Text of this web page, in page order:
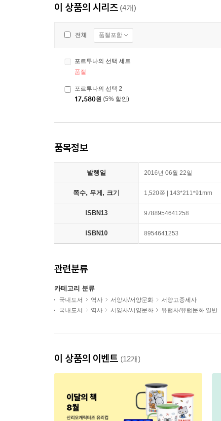
이 상품의 시리즈 (4개)
전체 품절포함
포르투나의 선택 세트
품절
포르투나의 선택 2
17,580원 (5% 할인)
품목정보
발행일 2016년 06월 22일
쪽수, 무게, 크기 1,520쪽 | 143*211*91mm
ISBN13 9788954641258
ISBN10 8954641253
관련분류
카테고리 분류
국내도서 역사 서양사/서양문화
서양고중세사
국내도서
역사 서양사/서양문화 유럽사/유럽문화 일반
이 상품의 이벤트 (12개)